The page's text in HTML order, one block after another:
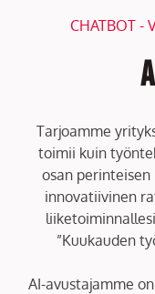
CHATBOT -
Tarjoamme
toimii kuin
osan
innovatiivinen
”Kuukauden
AI-avustajamme